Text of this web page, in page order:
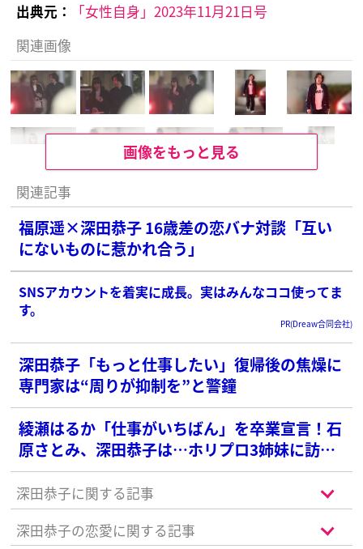
出典元：
「女性自身」2023年11月21日号
関連画像
画像をもっと見る
関連記事
福原遥×深田恭子 16歳差の恋バナ対談「互い
にないものに惹かれ合う」
SNSアカウントを着実に成長。実はみんなココ使ってま
す。
PR(Dreaw合同会社)
深田恭子「もっと仕事したい」復帰後の焦燥に
専門家は“周りが抑制を”と警鐘
綾瀬はるか「仕事がいちばん」を卒業宣言！石
原さとみ、深田恭子は…ホリプロ3姉妹に訪れ
たアラフォーの転機
深田恭子に関する記事
深田恭子の恋愛に関する記事